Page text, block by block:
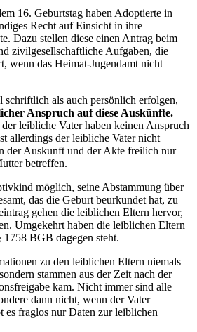
16. Geburtstag haben Adoptierte in
Recht auf Einsicht in ihre
Dazu stellen diese einen Antrag beim
zivilgesellschaftliche Aufgaben, die
wenn das Heimat-Jugendamt nicht
als auch persönlich erfolgen,
Anspruch auf diese Auskünfte.
leibliche Vater haben keinen Anspruch
allerdings der leibliche Vater nicht
der Auskunft und der Akte freilich nur
betreffen.
möglich, seine Abstammung über
das die Geburt beurkundet hat, zu
gehen die leiblichen Eltern hervor,
Umgekehrt haben die leiblichen Eltern
BGB dagegen steht.
zu den leiblichen Eltern niemals
stammen aus der Zeit nach der
kam. Nicht immer sind alle
dann nicht, wenn der Vater
es fraglos nur Daten zur leiblichen